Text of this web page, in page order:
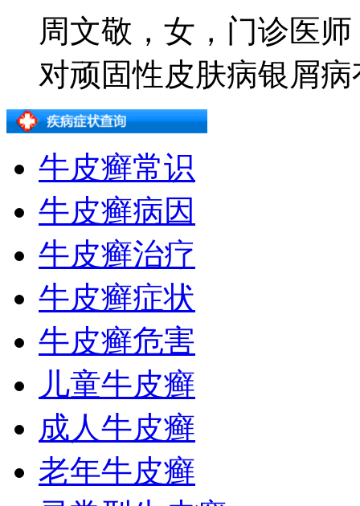
周文敬，女，门诊医
对顽固性皮肤病银屑病
牛皮癣常识
牛皮癣病因
牛皮癣治疗
牛皮癣症状
牛皮癣危害
儿童牛皮癣
成人牛皮癣
老年牛皮癣